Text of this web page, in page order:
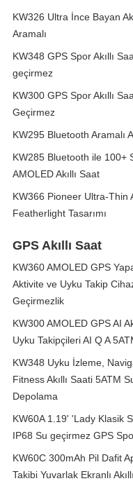
KW326 Ultra İnce Bayan
Aramalı
KW348 GPS Spor Akıllı
geçirmez
KW300 GPS Spor Akıllı
Geçirmez
KW295 Bluetooth Aramalı
KW285 Bluetooth ile 100+
AMOLED Akıllı Saat
KW366 Pioneer Ultra-Thin
Featherlight Tasarımı
GPS Akıllı Saat
KW360 AMOLED GPS
Aktivite ve Uyku Takip
Geçirmezlik
KW300 AMOLED GPS AI
Uyku Takipçileri AI Q A
KW348 Uyku İzleme,
Fitness Akıllı Saati 5ATM
Depolama
KW60A 1.19' 'Lady Klasik
IP68 Su geçirmez GPS
KW60C 300mAh Pil Dafit
Takibi Yuvarlak Ekranlı